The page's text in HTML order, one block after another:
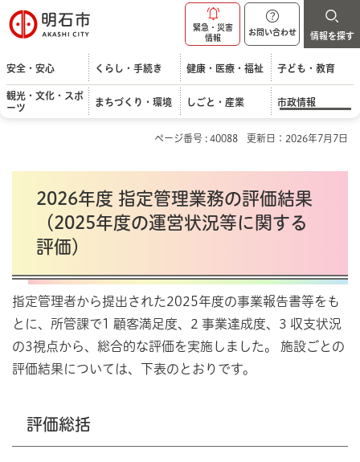
明石市
緊急・災害
情報
お問い合わせ 情報を探す
安全・安心 くらし・手続き 健康・医療・福祉 子ども・教育
観光・文化・スポ
ーツ
まちづくり・環境 しごと・産業 市政情報
ページ番号 : 40088 更新日：2026年7月7日
2026年度 指定管理業務の評価結果
（2025年度の運営状況等に関する
評価）
指定管理者から提出された2025年度の事業報告書等をも
とに、所管課で1 顧客満足度、2 事業達成度、3 収支状況
の3視点から、総合的な評価を実施しました。 施設ごとの
評価結果については、下表のとおりです。
評価総括